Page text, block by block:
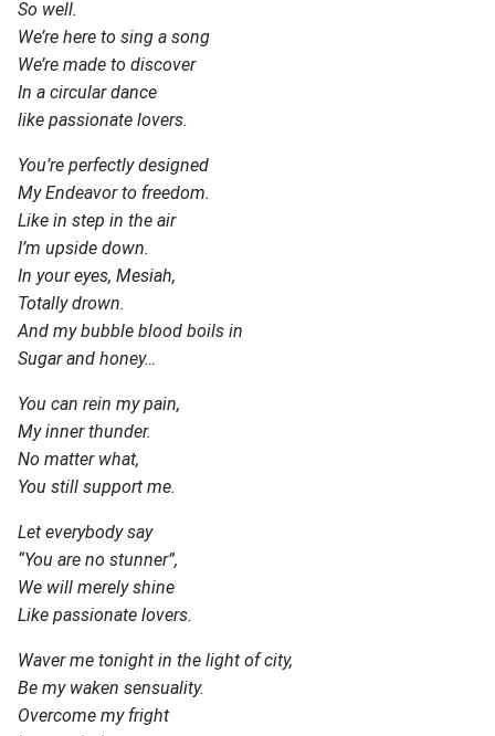
So well.
We’re here to sing a song
We’re made to discover
In a circular dance
like passionate lovers.
You’re perfectly designed
My Endeavor to freedom.
Like in step in the air
I’m upside down.
In your eyes, Mesiah,
Totally drown.
And my bubble blood boils in
Sugar and honey…
You can rein my pain,
My inner thunder.
No matter what,
You still support me.
Let everybody say
“You are no stunner”,
We will merely shine
Like passionate lovers.
Waver me tonight in the light of city,
Be my waken sensuality.
Overcome my fright